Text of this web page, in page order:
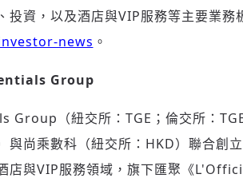
歡迎您加入《旭時報》
掌握國際政經脈動
請輸入發送到的驗證碼
驗證
投資，以及酒店與VIP服務等主要業務
news 。
Group
（紐交所：TGE；倫交所：
與尚乘數科（紐交所：HKD）聯合創
店與VIP服務領域，旗下匯聚《